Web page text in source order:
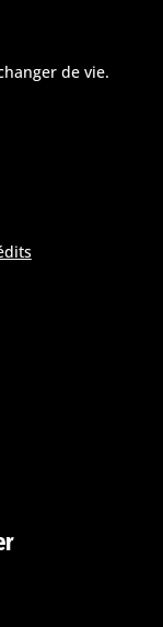
de vie.